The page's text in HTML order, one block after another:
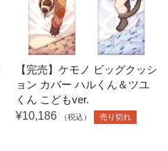
【完売】ケモノ ビッグクッシ
ョン カバー ハルくん＆ツユ
くん こどもver.
¥10,186
（税込） 売り切れ